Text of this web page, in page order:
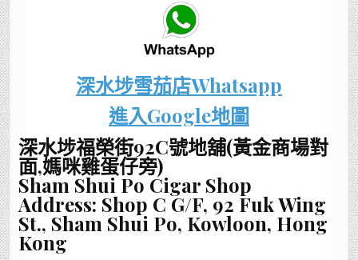
深水埗雪茄店Whatsapp
進入Google地圖
深水埗福榮街92C號地舖(黃金商場對
面,媽咪雞蛋仔旁)
Sham Shui Po Cigar Shop
Address: Shop C G/F, 92 Fuk Wing
St., Sham Shui Po, Kowloon, Hong
Kong